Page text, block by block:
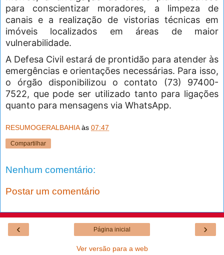
para conscientizar moradores, a limpeza de
canais e a realização de vistorias técnicas em
imóveis localizados em áreas de maior
vulnerabilidade.
A Defesa Civil estará de prontidão para atender às
emergências e orientações necessárias. Para isso,
o órgão disponibilizou o contato (73) 97400-
7522, que pode ser utilizado tanto para ligações
quanto para mensagens via WhatsApp.
RESUMOGERALBAHIA às 07:47
Compartilhar
Nenhum comentário:
Postar um comentário
‹ ›
Página inicial
Ver versão para a web